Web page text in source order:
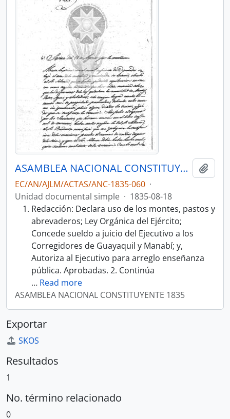
ASAMBLEA NACIONAL CONSTITUYENTE 1835
EC/AN/AJLM/ACTAS/ANC-1835-060 ·
Unidad documental simple · 1835-08-18
Redacción: Declara uso de los montes, pastos y
abrevaderos; Ley Orgánica del Ejército;
Concede sueldo a juicio del Ejecutivo a los
Corregidores de Guayaquil y Manabí; y,
Autoriza al Ejecutivo para arreglo enseñanza
pública. Aprobadas. 2. Continúa
… Read more
ASAMBLEA NACIONAL CONSTITUYENTE 1835
Exportar
SKOS
Resultados
1
No. término relacionado
0